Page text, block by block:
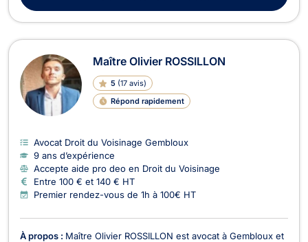
Maître Olivier ROSSILLON
5 (17 avis)
Répond rapidement
Avocat Droit du Voisinage Gembloux
9 ans d’expérience
Accepte aide pro deo en Droit du Voisinage
Entre 100 € et 140 € HT
Premier rendez-vous de 1h à 100€ HT
À propos : Maître Olivier ROSSILLON est avocat à Gembloux et